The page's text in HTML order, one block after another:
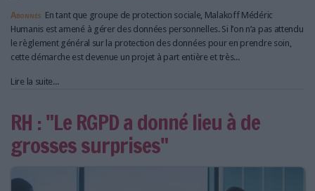
Abonnés En tant que groupe de protection sociale, Malakoff Médéric
Humanis est amené à gérer des données personnelles. Si l’on n’a pas attendu
le règlement général sur la protection des données pour en prendre soin,
cette démarche est devenue un projet à part entière et très...
Lire la suite...
RH : "Le RGPD a donné lieu à de
grosses surprises"